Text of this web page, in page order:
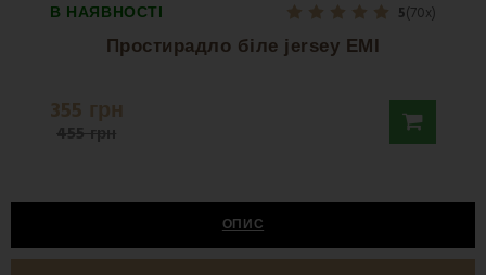
В НАЯВНОСТІ 5(70x)
Простирадло біле jersey EMI
355 грн
455 грн
ОПИС